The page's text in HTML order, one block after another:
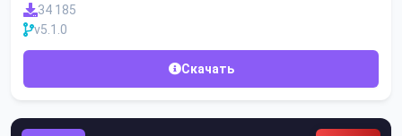
34 185
v5.1.0
Скачать